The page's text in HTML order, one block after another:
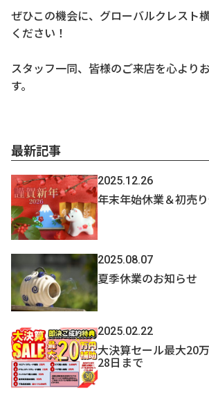
ぜひこの機会に、グローバルクレスト
ください！
スタッフ一同、皆様のご来店を心より
す。
最新記事
2025.12.26
年末年始休業＆初売
2025.08.07
夏季休業のお知らせ
2025.02.22
大決算セール最大20
28日まで